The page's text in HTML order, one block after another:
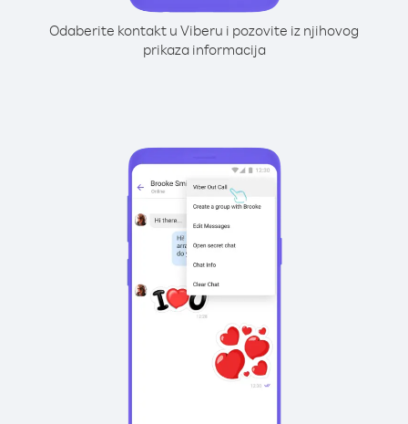
Odaberite kontakt u Viberu i pozovite iz njihovog
prikaza informacija